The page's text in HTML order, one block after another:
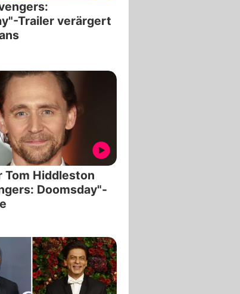
Trailer verärgert
Tom Hiddleston
Doomsday"-